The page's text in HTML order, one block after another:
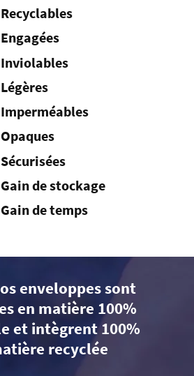
Recyclables
Engagées
Inviolables
Légères
Imperméables
Opaques
Sécurisées
Gain de stockage
Gain de temps
enveloppes sont
en matière 100%
et intègrent 100%
recyclée